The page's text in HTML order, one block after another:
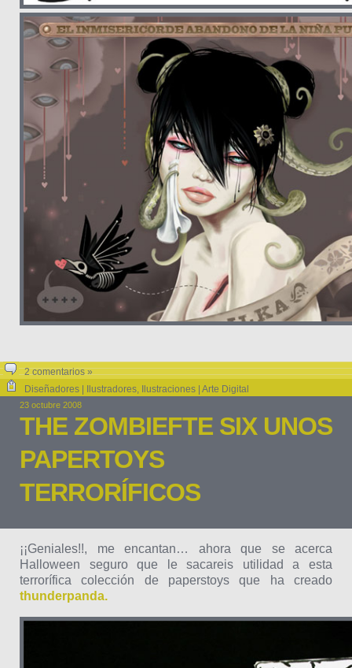
2 comentarios »
Diseñadores | Ilustradores, Ilustraciones | Arte Digital
23 octubre 2008
THE ZOMBIEFTE SIX UNOS
PAPERTOYS
TERRORÍFICOS
¡¡Geniales!!, me encantan… ahora que se acerca
Halloween seguro que le sacareis utilidad a esta
terrorífica colección de paperstoys que ha creado
thunderpanda.